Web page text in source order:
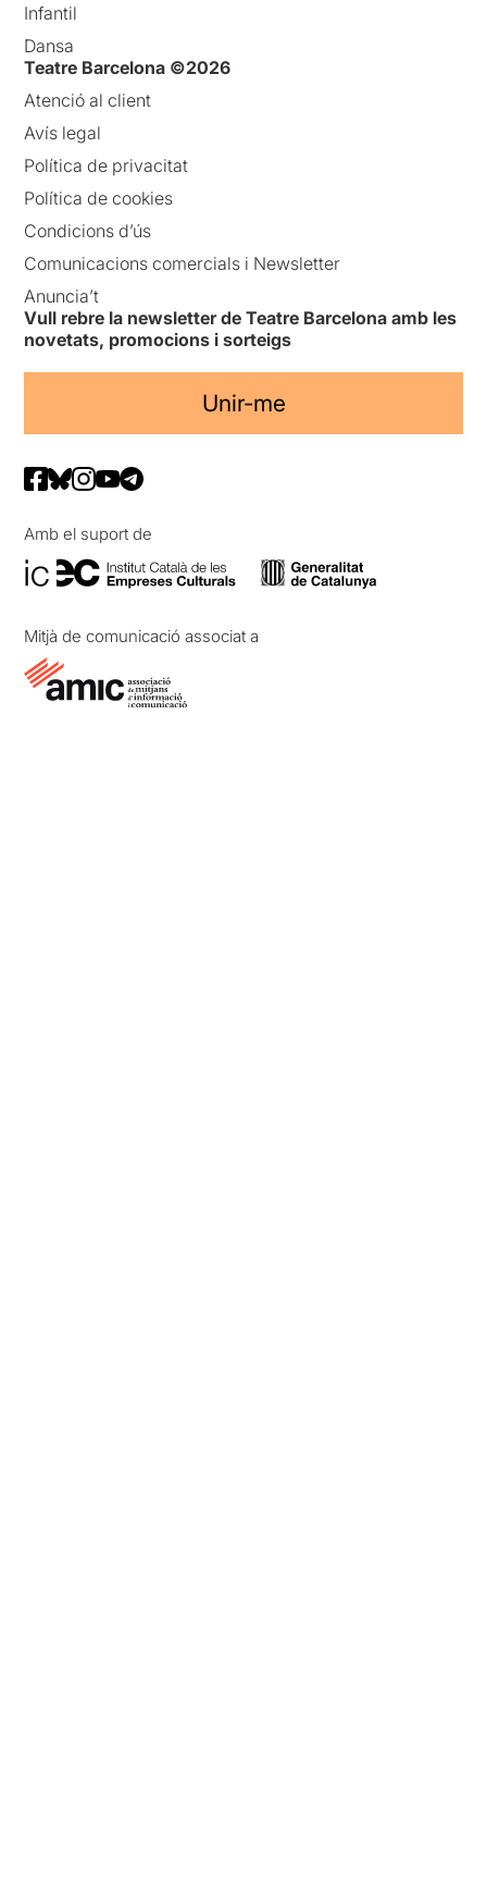
Infantil
Dansa
Teatre Barcelona ©2026
Atenció al client
Avís legal
Política de privacitat
Política de cookies
Condicions d’ús
Comunicacions comercials i Newsletter
Anuncia’t
Vull rebre la newsletter de Teatre Barcelona amb les
novetats, promocions i sorteigs
Unir-me
Amb el suport de
Mitjà de comunicació associat a